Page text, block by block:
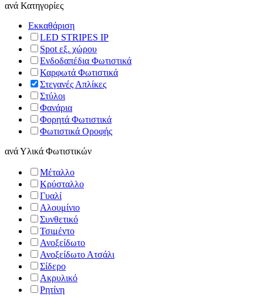
ανά Κατηγορίες
Εκκαθάριση
LED STRIPES IP
Spot εξ. χώρου
Ενδοδαπέδια Φωτιστικά
Καρφωτά Φωτιστικά
Στεγανές Απλίκες
Στύλοι
Φανάρια
Φορητά Φωτιστικά
Φωτιστικά Οροφής
ανάΥλικά Φωτιστικών
Μέταλλο
Κρύσταλλο
Γυαλί
Αλουμίνιο
Συνθετικό
Τσιμέντο
Ανοξείδωτο
Ανοξείδωτο Ατσάλι
Σίδερο
Ακρυλικό
Ρητίνη